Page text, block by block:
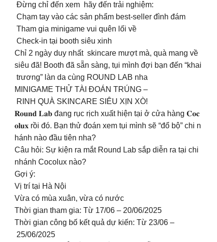
Đừng chỉ đến xem hãy đến trải nghiệm:
Chạm tay vào các sản phẩm best-seller đình đám
Tham gia minigame vui quên lối về
Check-in tại booth siêu xinh
Chỉ 2 ngày duy nhất skincare mượt mà, quà mang về
siêu đã! Booth đã sẵn sàng, tụi mình đợi bạn đến “khai
trương” làn da cùng ROUND LAB nha
MINIGAME THỬ TÀI ĐOÁN TRÚNG –
RINH QUÀ SKINCARE SIÊU XỊN XÒ!
𝐑𝐨𝐮𝐧𝐝 𝐋𝐚𝐛 đang rục rịch xuất hiện tại ở cửa hàng 𝐂𝐨𝐜
𝐨𝐥𝐮𝐱 rồi đó. Bạn thử đoán xem tụi mình sẽ “đổ bộ” chi n
hánh nào đầu tiên nha?
Câu hỏi: Sự kiện ra mắt Round Lab sắp diễn ra tại chi
nhánh Cocolux nào?
Gợi ý:
Vị trí tại Hà Nội
Vừa có mùa xuân, vừa có nước
Thời gian tham gia: Từ 17/06 – 20/06/2025
Thời gian công bố kết quả dự kiến: Từ 23/06 –
25/06/2025